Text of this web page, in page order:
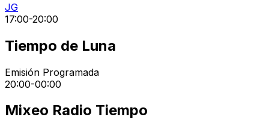
JG
17:00-20:00
Tiempo de Luna
Emisión Programada
20:00-00:00
Mixeo Radio Tiempo